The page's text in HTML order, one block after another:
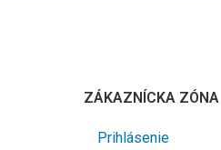
ZÁKAZNÍCKA ZÓNA
Prihlásenie